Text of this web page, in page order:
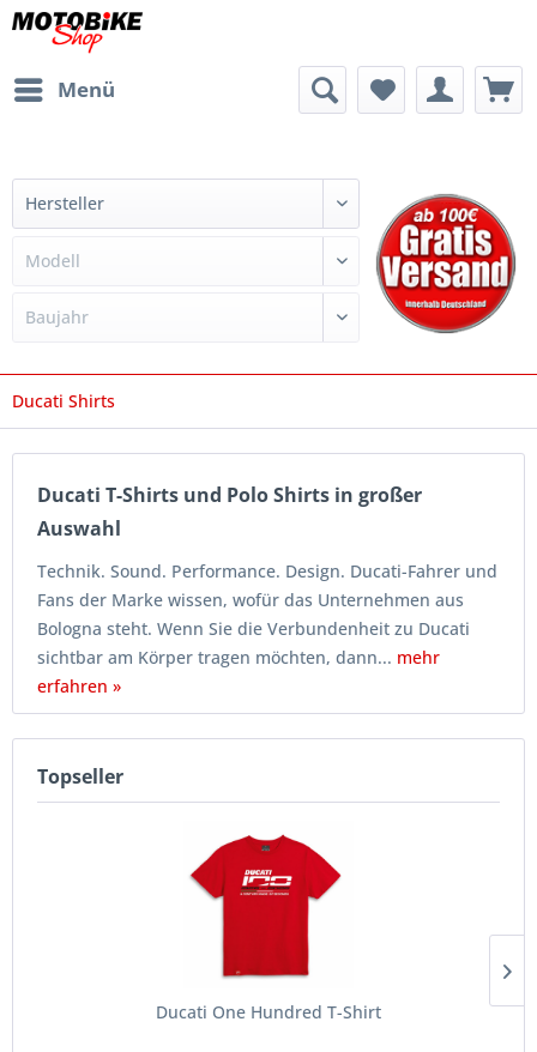
Menü
Ducati Shirts
Ducati T-Shirts und Polo Shirts in großer
Auswahl
Technik. Sound. Performance. Design. Ducati-Fahrer und
Fans der Marke wissen, wofür das Unternehmen aus
Bologna steht. Wenn Sie die Verbundenheit zu Ducati
sichtbar am Körper tragen möchten, dann... mehr
erfahren »
Topseller
Ducati One Hundred T-Shirt